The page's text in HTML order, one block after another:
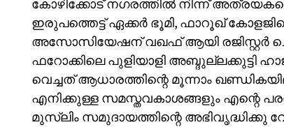
കോഴിക്കോട് നഗരത്തില്‍ നിന്ന്
ഇരുപത്തെട്ട് ഏക്കര്‍ ഭൂമി, ഫാറൂഖ്
അസോസിയേഷന് വഖഫ് ആയി രജിസ്റ്റര്‍
ഫറോക്കിലെ പുളിയാളി അബ്ദുല്ലക്കുട്ടി
വെച്ചത് ആധാരത്തിന്റെ മൂന്നാം
എനിക്കുള്ള സമസ്തവകാശങ്ങളും എന്റെ
മുസ്‌ലിം സമുദായത്തിന്റെ അഭിവൃദ്ധിക്കു